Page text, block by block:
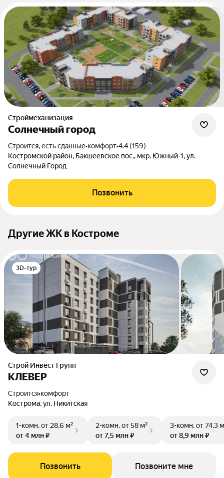
Строймеханизация
Солнечный город
Строится, есть сданные•комфорт•4.4 (159)
Костромской район, Бакшеевское пос., мкр. Южный-1, ул.
Солнечный Город
Позвонить
Другие ЖК в Костроме
3D-тур
Строй Инвест Групп
КЛЕВЕР
Строится•комфорт
Кострома, ул. Никитская
1-комн.от 28,6 м²
от 4 млн ₽
2-комн.от 58 м²
от 7,5 млн ₽
3-комн.от 74,3
от 8,9 млн ₽
Позвонить Позвоните мне